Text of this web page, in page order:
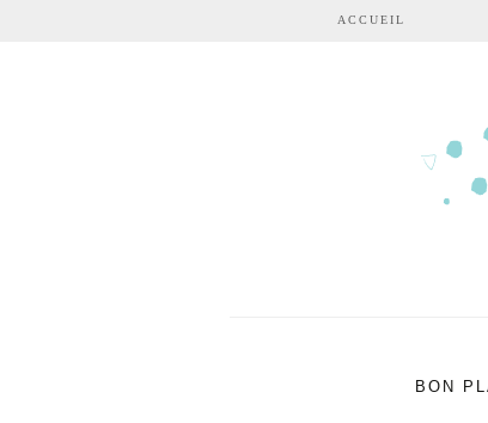
Aller au contenu principal
ACCUEIL
BON